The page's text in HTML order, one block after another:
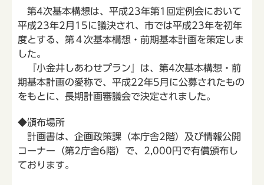
第4次基本構想は、平成23年第1回定例会において
平成23年2月15に議決され、市では平成23年を初年
度とする、第４次基本構想・前期基本計画を策定しま
した。
『小金井しあわせプラン』は、第4次基本構想・前
期基本計画の愛称で、平成22年5月に公募されたもの
をもとに、長期計画審議会で決定されました。
◆頒布場所
計画書は、企画政策課（本庁舎2階）及び情報公開
コーナー（第2庁舎6階）で、2,000円で有償頒布し
ております。